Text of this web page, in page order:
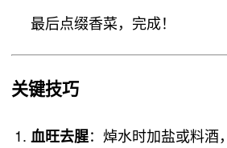
最后点缀香菜，完成！
关键技巧
血旺去腥：焯水时加盐或料酒